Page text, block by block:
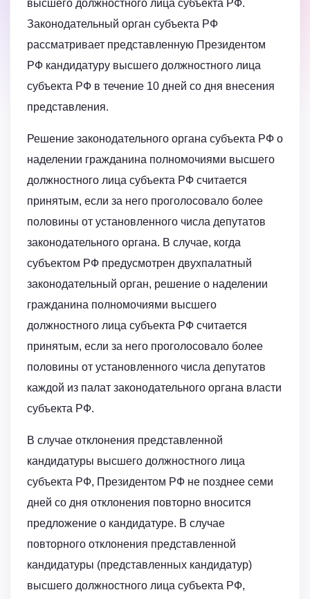
высшего должностного лица субъекта РФ.
Законодательный орган субъекта РФ
рассматривает представленную Президентом
РФ кандидатуру высшего должностного лица
субъекта РФ в течение 10 дней со дня внесения
представления.
Решение законодательного органа субъекта РФ о
наделении гражданина полномочиями высшего
должностного лица субъекта РФ считается
принятым, если за него проголосовало более
половины от установленного числа депутатов
законодательного органа. В случае, когда
субъектом РФ предусмотрен двухпалатный
законодательный орган, решение о наделении
гражданина полномочиями высшего
должностного лица субъекта РФ считается
принятым, если за него проголосовало более
половины от установленного числа депутатов
каждой из палат законодательного органа власти
субъекта РФ.
В случае отклонения представленной
кандидатуры высшего должностного лица
субъекта РФ, Президентом РФ не позднее семи
дней со дня отклонения повторно вносится
предложение о кандидатуре. В случае
повторного отклонения представленной
кандидатуры (представленных кандидатур)
высшего должностного лица субъекта РФ,